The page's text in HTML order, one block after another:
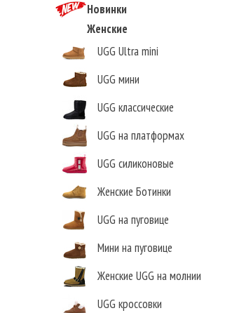
Новинки
Женские
UGG Ultra mini
UGG мини
UGG классические
UGG на платформах
UGG силиконовые
Женские Ботинки
UGG на пуговице
Мини на пуговице
Женские UGG на молнии
UGG кроссовки